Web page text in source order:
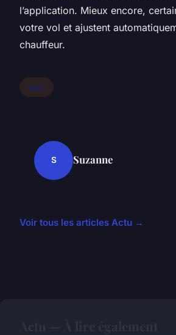
l’application. Mieux encore,
votre vol et ajustent
chauffeur.
actu
S Suzanne
Voir tous les articles Actu →